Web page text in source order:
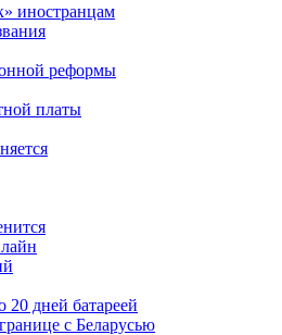
иностранцам
реформы
платы
дней батареей
с Беларусью